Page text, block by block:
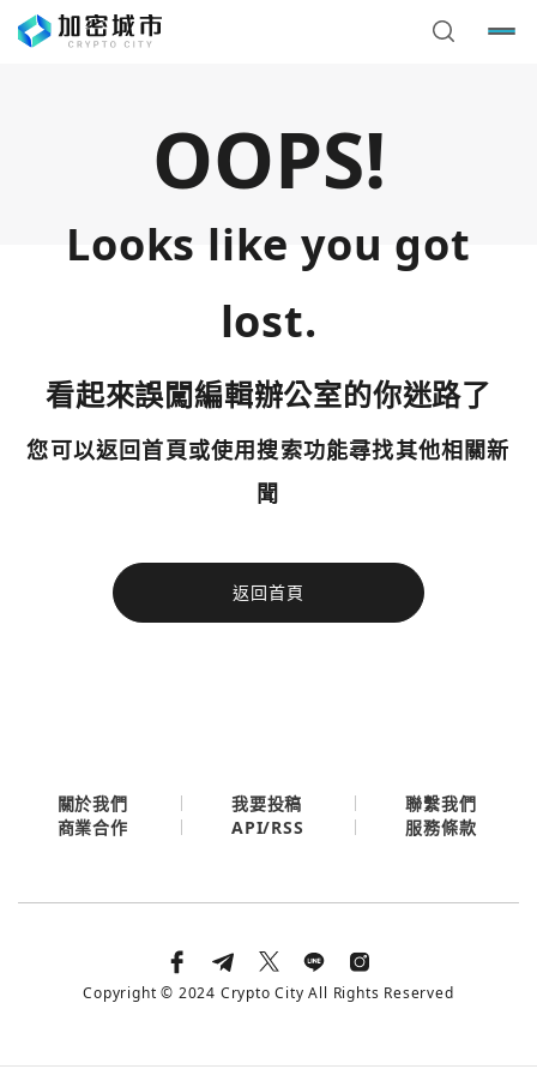
OOPS!
Looks like you got
lost.
看起來誤闖編輯辦公室的你迷路了
您可以返回首頁或使用搜索功能尋找其他相關新
聞
返回首頁
今日熱門
使用以下帳號繼續
您已閒置5分鐘，請點擊關閉按鈕或空白處，即可回到加密
今日熱門
關於我們 我要投稿
聯繫我們
商業合作
API/RSS 服務條款
Copyright © 2024 Crypto City All Rights Reserved